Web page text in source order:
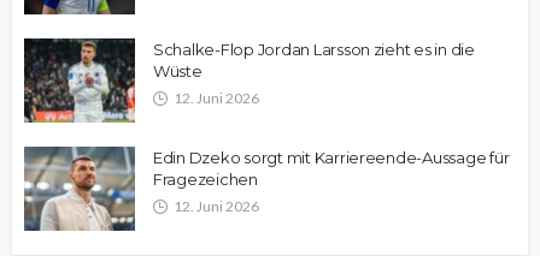
Schalke-Flop Jordan Larsson zieht es in die
Wüste
12. Juni 2026
Edin Dzeko sorgt mit Karriereende-Aussage für
Fragezeichen
12. Juni 2026